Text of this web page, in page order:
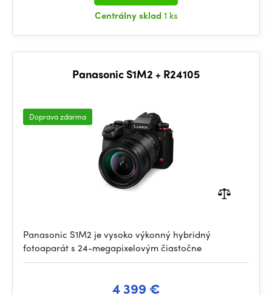
Centrálny sklad1 ks
Panasonic S1M2 + R24105
Doprava zdarma
Panasonic S1M2 je vysoko výkonný hybridný
fotoaparát s 24-megapixelovým čiastočne
4 399 €